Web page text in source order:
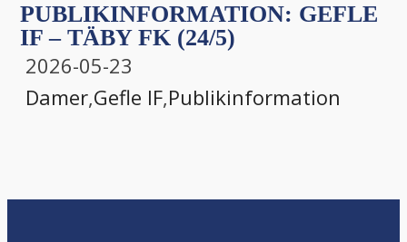
PUBLIKINFORMATION: GEFLE
IF – TÄBY FK (24/5)
2026-05-23
Damer,Gefle IF,Publikinformation